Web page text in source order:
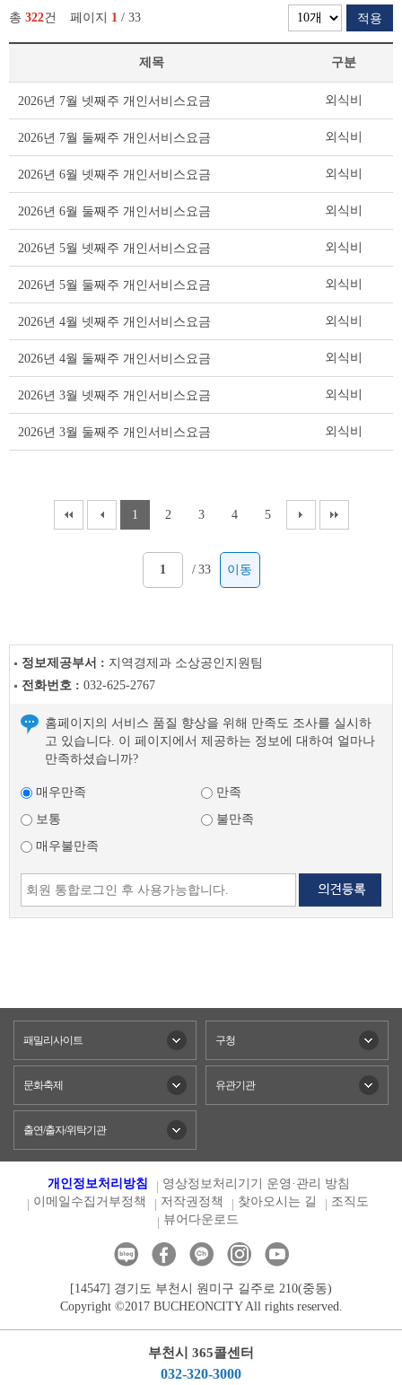
총 322건 페이지 1 / 33 적용
비
요
리
트
이
블
제목 구분
2026년 7월 넷째주 개인서비스요금 외식비
2026년 7월 둘째주 개인서비스요금 외식비
2026년 6월 넷째주 개인서비스요금 외식비
2026년 6월 둘째주 개인서비스요금 외식비
2026년 5월 넷째주 개인서비스요금 외식비
2026년 5월 둘째주 개인서비스요금 외식비
2026년 4월 넷째주 개인서비스요금 외식비
2026년 4월 둘째주 개인서비스요금 외식비
2026년 3월 넷째주 개인서비스요금 외식비
2026년 3월 둘째주 개인서비스요금 외식비
1 2 3 4 5
/ 33 이동
정보제공부서 : 지역경제과 소상공인지원팀
전화번호 : 032-625-2767
홈페이지의 서비스 품질 향상을 위해 만족도 조사를 실시하
고 있습니다. 이 페이지에서 제공하는 정보에 대하여 얼마나
만족하셨습니까?
매우만족
만족
보통
불만족
매우불만족
패밀리사이트 구청
문화축제 유관기관
출연/출자/위탁기관
개인정보처리방침
영상정보처리기기 운영·관리 방침
이메일수집거부정책
저작권정책 찾아오시는 길
조직도
뷰어다운로드
[14547] 경기도 부천시 원미구 길주로 210(중동)
Copyright ©2017 BUCHEONCITY All rights reserved.
부천시 365콜센터
032-320-3000